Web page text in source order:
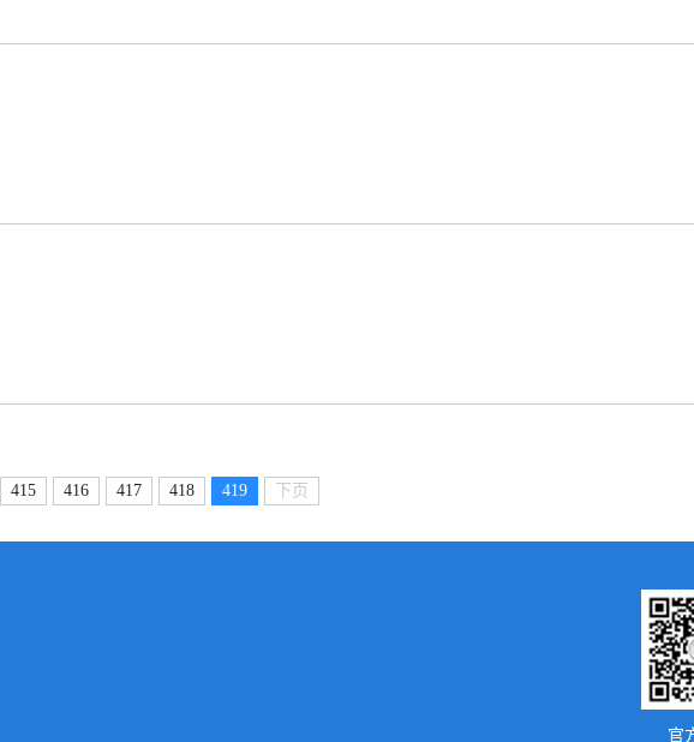
415 416 417 418 419 下页
官